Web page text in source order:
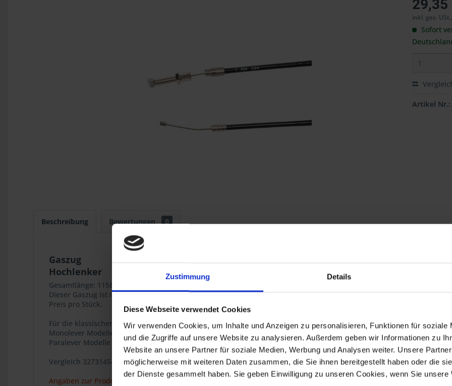
Zustimmung Details
Diese Webseite verwendet Cookies
Wir verwenden Cookies, um Inhalte und Anzeigen zu personalisieren, Funktionen für soziale
und die Zugriffe auf unsere Website zu analysieren. Außerdem geben wir Informationen zu
Website an unsere Partner für soziale Medien, Werbung und Analysen weiter. Unsere
möglicherweise mit weiteren Daten zusammen, die Sie ihnen bereitgestellt haben oder die
der Dienste gesammelt haben. Sie geben Einwilligung zu unseren Cookies, wenn Sie unsere
29,35
inkl. ges.
Sofort
Artikel Nr.:
Beschreibung Bewertungen 0
Gaszug
Hochlenker
Gesamtlänge: 1158 mm (Hülle: 1070 mm).
Dieser Gaszug ist innen mit einer Teflonbeschichtung versehen, das Kabel ist aus rostfreiem Stahl gefertigt.
Preis pro Stück.
Für die klassischen BMW Zweiventil Boxer Modelle:
Monolever Modelle R 65 (20kW), R 65 (35kW) R 65RT, R 80, R 80RT, R100RT
Paralever Modelle R 80GS bis 1990, R 80GS PD bis 1990.
Vergleich 32731454584 / 32-73-1-454-584
Angaben zur Produktsicherheit